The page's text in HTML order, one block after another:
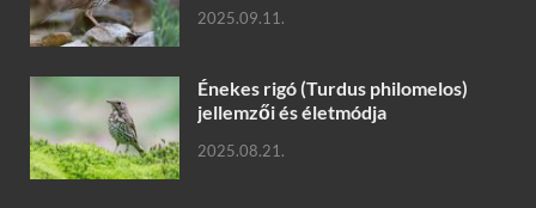
2025.09.11.
Énekes rigó (Turdus philomelos)
jellemzői és életmódja
2025.08.21.